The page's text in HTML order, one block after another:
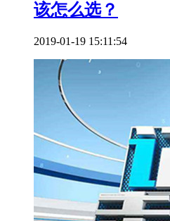
该怎么选？
2019-01-19 15:11:54